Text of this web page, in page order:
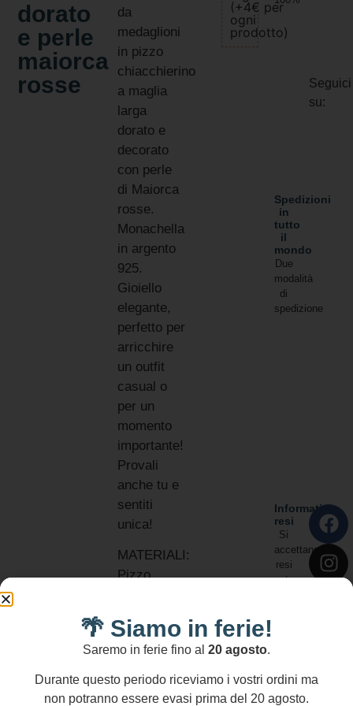
dorato
e perle
maiorca
rosse
da
medaglioni
in pizzo
chiacchierino
a maglia
larga
dorato e
decorato
con perle
di Maiorca
rosse.
Monachella
in argento
925.
Gioiello
elegante,
perfetto per
arricchire
un outfit
casual o
per un
momento
importante!
Provali
anche tu e
sentiti
unica!
MATERIALI:
Pizzo
Argento
925
DIMENSIONI
Lunghezza
(+4€ per
ogni
prodotto)
Spedizioni
in
tutto
il
mondo
Due
modalità
di
spedizione
Informativa
resi
Si
accettano
resi
entro
Seguici
su:
🌴 Siamo in ferie!
Saremo in ferie fino al 20 agosto.
Durante questo periodo riceviamo i vostri ordini ma
non potranno essere evasi prima del 20 agosto.